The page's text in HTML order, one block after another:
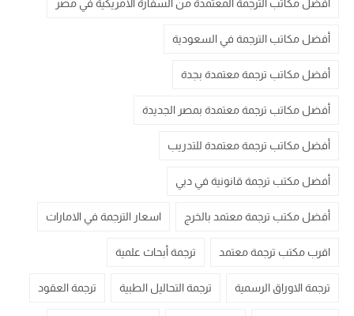
أفضل مكاتب الترجمة المعتمدة من السفارة الامريكية في مصر
أفضل مكاتب الترجمة في السعودية
أفضل مكاتب ترجمة معتمدة بجدة
أفضل مكاتب ترجمة معتمدة بمصر الجديدة
أفضل مكاتب ترجمة معتمدة للتدريب
أفضل مكتب ترجمة قانونية في دبي
أفضل مكتب ترجمة معتمد بالخرج اسعار الترجمة في الامارات
اقرب مكتب ترجمة معتمد ترجمة أبحاث علمية
ترجمة الاوراق الرسمية ترجمة التحاليل الطبية ترجمة العقود